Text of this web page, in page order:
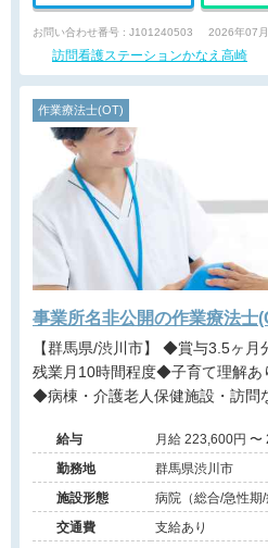
お問い合わせ番号 : J101240503 2026年07
訪問看護ステーションかなえ高崎
作業療法士(OT)
事業所名非公開の作業療法士
【群馬県/渋川市】 ◆賞与3.5ヶ月分◆住宅・扶養手当あり◆
残業月10時間程度◆子育て理解
◆病棟・介護老人保健施設・訪問
給与
勤務地
群馬県渋川市
施設形態
病院（総合/急性期
保険関連施設（介
ハ）
交通費 支給あり